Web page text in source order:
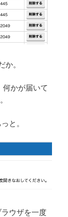
か。
かが届いて
と。
ウザを一度